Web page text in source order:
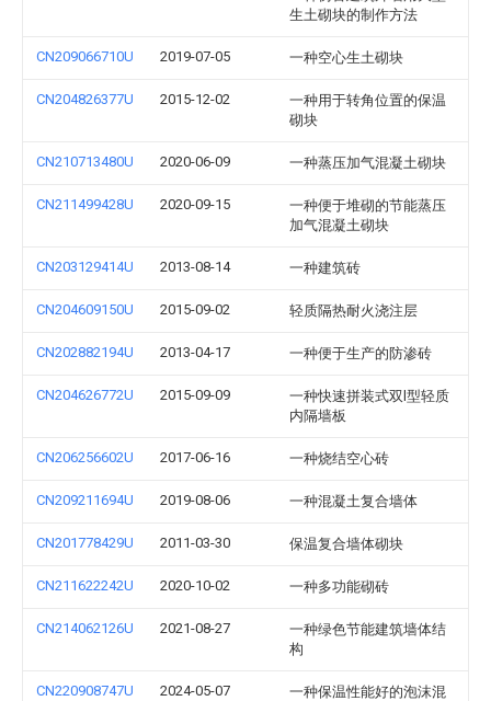
生土砌块的制作方法
CN209066710U 2019-07-05 一种空心生土砌块
CN204826377U 2015-12-02
一种用于转角位置的保温
砌块
CN210713480U 2020-06-09 一种蒸压加气混凝土砌块
CN211499428U 2020-09-15
一种便于堆砌的节能蒸压
加气混凝土砌块
CN203129414U 2013-08-14 一种建筑砖
CN204609150U 2015-09-02 轻质隔热耐火浇注层
CN202882194U 2013-04-17 一种便于生产的防渗砖
CN204626772U 2015-09-09
一种快速拼装式双l型轻质
内隔墙板
CN206256602U 2017-06-16 一种烧结空心砖
CN209211694U 2019-08-06 一种混凝土复合墙体
CN201778429U 2011-03-30 保温复合墙体砌块
CN211622242U 2020-10-02 一种多功能砌砖
CN214062126U 2021-08-27
一种绿色节能建筑墙体结
构
CN220908747U 2024-05-07
一种保温性能好的泡沫混